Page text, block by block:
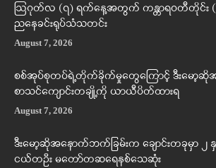
ဩဂုတ်လ (၇) ရက်နေ့အတွက် ကန္တာရဝတီတိုင်း (
ညနေခင်းရုပ်သံသတင်း
August 7, 2026
စစ်အုပ်စုတပ်ရဲ့တိုက်ခိုက်မှုတွေကြောင့် ဒီးမော့ဆိုအ
စာသင်ကျောင်းတချို့ကို ယာယီပိတ်ထားရ
August 7, 2026
ဒီးမော့ဆိုအနောက်ဘက်ခြမ်းက ချောင်းတခုမှာ ၂
ငယ်တဦး မတော်တဆရေနစ်သေဆုံး